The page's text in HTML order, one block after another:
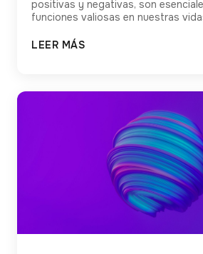
positivas y negativas, son
funciones valiosas en nuestras
LEER MÁS